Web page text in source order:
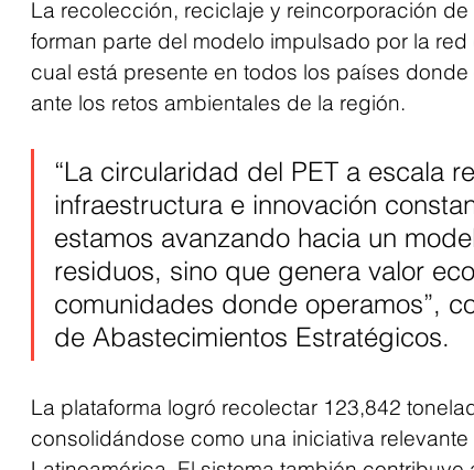
La recolección, reciclaje y reincorporación
forman parte del modelo impulsado por la red
cual está presente en todos los países
ante los retos ambientales de la región.
“La circularidad del PET a escala
infraestructura e innovación
estamos avanzando hacia un
residuos, sino que genera valor
comunidades donde operamos”,
de Abastecimientos Estratégicos.
La plataforma logró recolectar 123,842
consolidándose como una iniciativa